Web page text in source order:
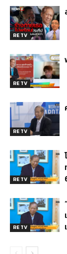
RE TV
RE TV
RE TV
RE TV
RE TV